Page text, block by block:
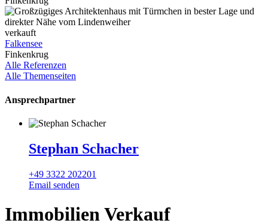
verkauft
Falkensee
Finkenkrug
Alle Referenzen
Alle Themenseiten
Ansprechpartner
Stephan Schacher
+49 3322 202201
Email senden
Immobilien Verkauf